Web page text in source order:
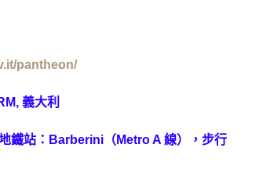
pantheon/
義大利
鐵站：Barberini（Metro A 線），步行